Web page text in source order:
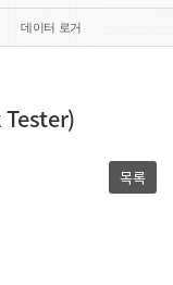
데이터 로거
Tester)
목록